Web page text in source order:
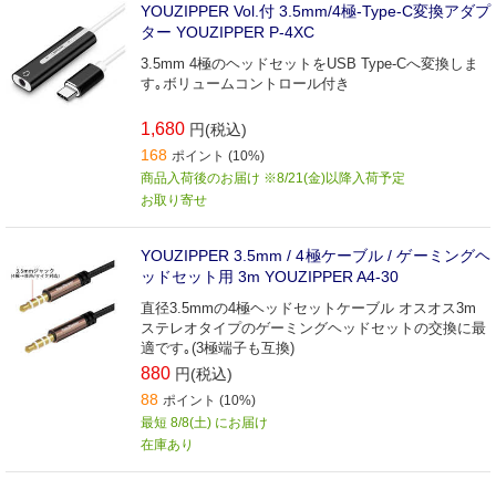
YOUZIPPER Vol.付 3.5mm/4極-Type-C変換アダプ
ター YOUZIPPER P-4XC
3.5mm 4極のヘッドセットをUSB Type-Cへ変換しま
す｡ボリュームコントロール付き
1,680 円(税込)
168 ポイント (10%)
商品入荷後のお届け ※8/21(金)以降入荷予定
お取り寄せ
YOUZIPPER 3.5mm / 4極ケーブル / ゲーミングヘ
ッドセット用 3m YOUZIPPER A4-30
直径3.5mmの4極ヘッドセットケーブル オスオス3m
ステレオタイプのゲーミングヘッドセットの交換に最
適です｡(3極端子も互換)
880 円(税込)
88 ポイント (10%)
最短 8/8(土) にお届け
在庫あり